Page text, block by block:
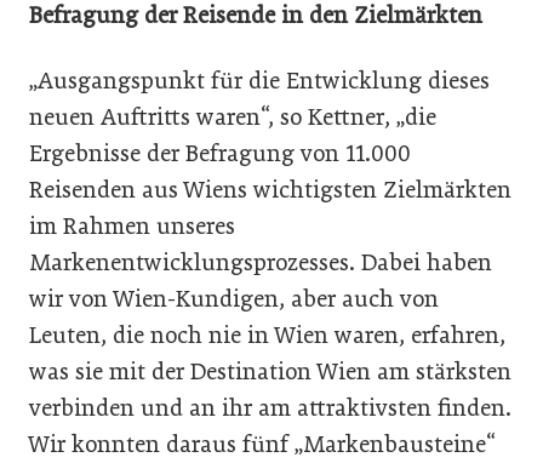
Befragung der Reisende in den Zielmärkten
„Ausgangspunkt für die Entwicklung dieses
neuen Auftritts waren“, so Kettner, „die
Ergebnisse der Befragung von 11.000
Reisenden aus Wiens wichtigsten Zielmärkten
im Rahmen unseres
Markenentwicklungsprozesses. Dabei haben
wir von Wien-Kundigen, aber auch von
Leuten, die noch nie in Wien waren, erfahren,
was sie mit der Destination Wien am stärksten
verbinden und an ihr am attraktivsten finden.
Wir konnten daraus fünf „Markenbausteine“